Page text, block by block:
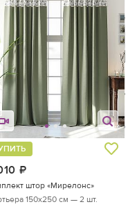
штор «Мирелонс»
150х250 см — 2 шт.